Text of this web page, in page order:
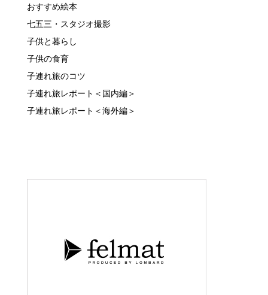
おすすめ絵本
七五三・スタジオ撮影
子供と暮らし
子供の食育
子連れ旅のコツ
子連れ旅レポート＜国内編＞
子連れ旅レポート＜海外編＞